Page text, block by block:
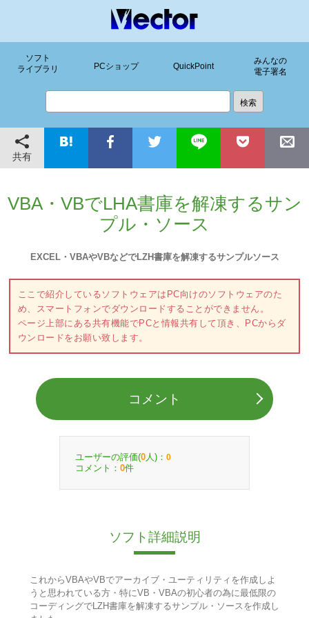
ソフト
ライブラリ
PCショップ QuickPoint
みんなの
電子署名
共有
VBA・VBでLHA書庫を解凍するサン
プル・ソース
EXCEL・VBAやVBなどでLZH書庫を解凍するサンプルソース
ここで紹介しているソフトウェアはPC向けのソフトウェアのた
め、スマートフォンでダウンロードすることができません。
ページ上部にある共有機能でPCと情報共有して頂き、PCからダ
ウンロードをお願い致します。
コメント
ユーザーの評価(0 人)： 0
コメント： 0件
ソフト詳細説明
これからVBAやVBでアーカイブ・ユーティリティを作成しよ
うと思われている方・特にVB・VBAの初心者の為に最低限の
コーディングでLZH書庫を解凍するサンプル・ソースを作成し